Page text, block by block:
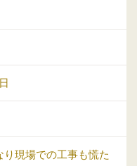
現場での工事も慌た